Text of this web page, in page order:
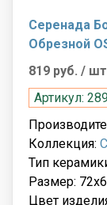
Серенада
Обрезной
819 руб. / шт
Артикул:
Коллекция:
Тип
Размер:
Цвет